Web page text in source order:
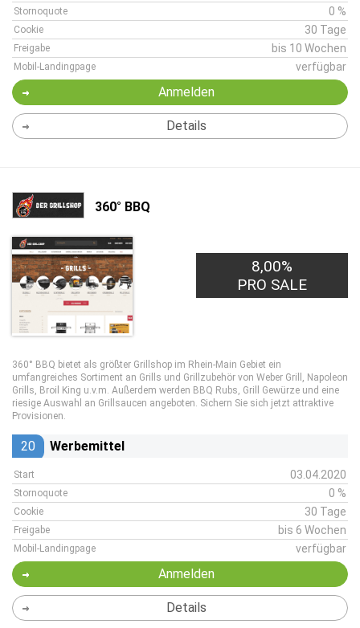
Stornoquote 0 %
Cookie 30 Tage
Freigabe bis 10 Wochen
Mobil-Landingpage verfügbar
Anmelden
Details
360° BBQ
8,00%
PRO SALE
360° BBQ bietet als größter Grillshop im Rhein-Main Gebiet ein
umfangreiches Sortiment an Grills und Grillzubehör von Weber Grill, Napoleon
Grills, Broil King u.v.m. Außerdem werden BBQ Rubs, Grill Gewürze und eine
riesige Auswahl an Grillsaucen angeboten. Sichern Sie sich jetzt attraktive
Provisionen.
20 Werbemittel
Start 03.04.2020
Stornoquote 0 %
Cookie 30 Tage
Freigabe bis 6 Wochen
Mobil-Landingpage verfügbar
Anmelden
Details